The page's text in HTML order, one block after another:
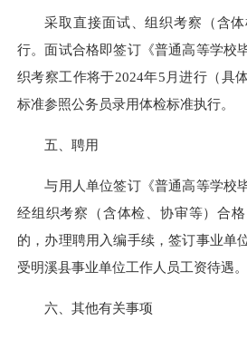
采取直接面试、组织考察（含
行。面试合格即签订《普通高等学校
织考察工作将于2024年5月进行（具
标准参照公务员录用体检标准执行。
五、聘用
与用人单位签订《普通高等学校
经组织考察（含体检、协审等）合
的，办理聘用入编手续，签订事业单
受明溪县事业单位工作人员工资待遇。
六、其他有关事项